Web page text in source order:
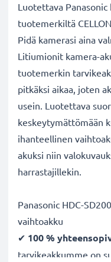
Luotettava
tuotemerkiltä
Pidä kamerasi aina
Litiumionit kamera-
tuotemerkin
pitkäksi aikaa, joten
usein. Luotettava
keskeytymättömään
ihanteellinen
akuksi niin
harrastajillekin.
Panasonic HDC-
vaihtoakku
✔ 100 %
tarvikeakkumme on